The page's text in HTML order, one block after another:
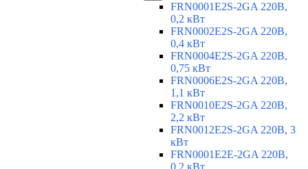
FRN0001E2S-2GA 220В,
0,2 кВт
FRN0002E2S-2GA 220В,
0,4 кВт
FRN0004E2S-2GA 220В,
0,75 кВт
FRN0006E2S-2GA 220В,
1,1 кВт
FRN0010E2S-2GA 220В,
2,2 кВт
FRN0012E2S-2GA 220В, 3
кВт
FRN0001E2E-2GA 220В,